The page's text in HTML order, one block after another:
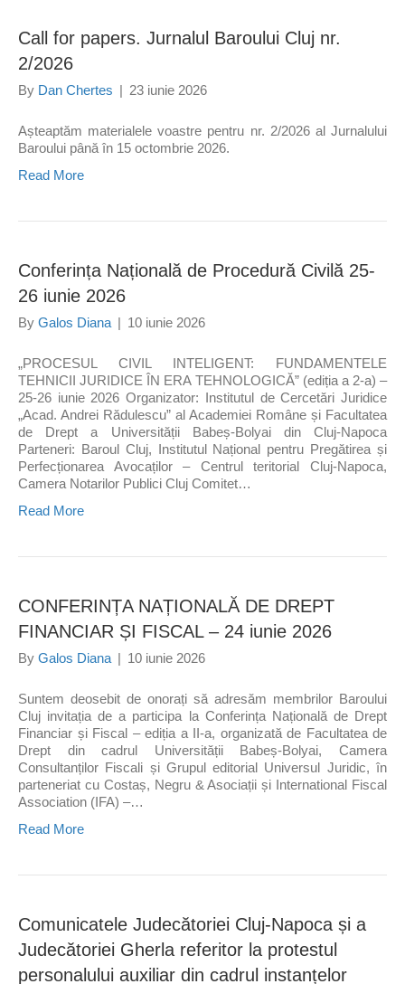
Call for papers. Jurnalul Baroului Cluj nr.
2/2026
By Dan Chertes | 23 iunie 2026
Așteaptăm materialele voastre pentru nr. 2/2026 al Jurnalului
Baroului până în 15 octombrie 2026.
Read More
Conferința Națională de Procedură Civilă 25-
26 iunie 2026
By Galos Diana | 10 iunie 2026
„PROCESUL CIVIL INTELIGENT: FUNDAMENTELE
TEHNICII JURIDICE ÎN ERA TEHNOLOGICĂ” (ediția a 2-a) –
25-26 iunie 2026 Organizator: Institutul de Cercetări Juridice
„Acad. Andrei Rădulescu” al Academiei Române și Facultatea
de Drept a Universității Babeș-Bolyai din Cluj-Napoca
Parteneri: Baroul Cluj, Institutul Național pentru Pregătirea și
Perfecționarea Avocaților – Centrul teritorial Cluj-Napoca,
Camera Notarilor Publici Cluj Comitet…
Read More
CONFERINȚA NAȚIONALĂ DE DREPT
FINANCIAR ȘI FISCAL – 24 iunie 2026
By Galos Diana | 10 iunie 2026
Suntem deosebit de onorați să adresăm membrilor Baroului
Cluj invitația de a participa la Conferința Națională de Drept
Financiar și Fiscal – ediția a II-a, organizată de Facultatea de
Drept din cadrul Universității Babeș-Bolyai, Camera
Consultanților Fiscali și Grupul editorial Universul Juridic, în
parteneriat cu Costaș, Negru & Asociații și International Fiscal
Association (IFA) –…
Read More
Comunicatele Judecătoriei Cluj-Napoca și a
Judecătoriei Gherla referitor la protestul
personalului auxiliar din cadrul instanțelor